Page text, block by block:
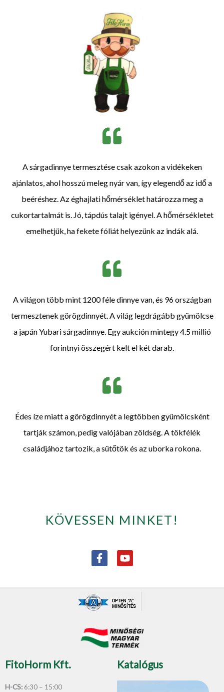
A sárgadinnye termesztése csak azokon a vidékeken
ajánlatos, ahol hosszú meleg nyár van, így elegendő az idő a
beéréshez. Az éghajlati hőmérséklet határozza meg a
cukortartalmát is. Jó, tápdús talajt igényel. A hőmérsékletet
emelhetjük, ha fekete fóliát helyezünk az indák alá.
A világon több mint 1200 féle dinnye van, és 96 országban
termesztenek görögdinnyét. A világ legdrágább gyümölcse
a japán Yubari sárgadinnye. Egy aukción mintegy 4.5 millió
forintnyi összegért kelt el két darab.
Édes íze miatt a görögdinnyét a legtöbben gyümölcsként
tartják számon, pedig valójában zöldség. A tökfélék
családjához tartozik, a sütőtök és az uborka rokona.
KÖVESSEN MINKET!
F
a
b
o
-
f
Y
o
u
b
FitoHorm Kft.
H-CS: 6:30 – 15:00
Katalógus